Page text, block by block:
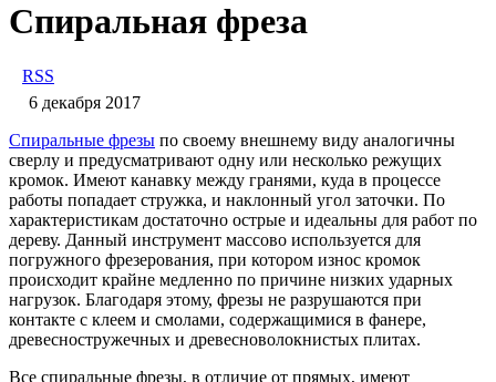
​Спиральная фреза
RSS
6 декабря 2017
Спиральные фрезы по своему внешнему виду аналогичны
сверлу и предусматривают одну или несколько режущих
кромок. Имеют канавку между гранями, куда в процессе
работы попадает стружка, и наклонный угол заточки. По
характеристикам достаточно острые и идеальны для работ по
дереву. Данный инструмент массово используется для
погружного фрезерования, при котором износ кромок
происходит крайне медленно по причине низких ударных
нагрузок. Благодаря этому, фрезы не разрушаются при
контакте с клеем и смолами, содержащимися в фанере,
древесностружечных и древесноволокнистых плитах.
Все спиральные фрезы, в отличие от прямых, имеют